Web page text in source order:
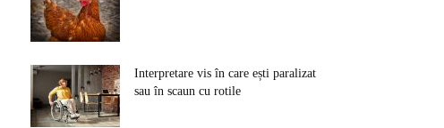
Interpretare vis în care ești paralizat
sau în scaun cu rotile